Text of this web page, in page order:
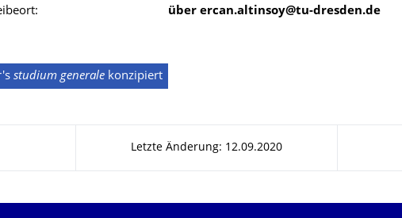
über ercan.altinsoy@tu-dresden.de
studium generalekonzipiert
Letzte Änderung: 12.09.2020